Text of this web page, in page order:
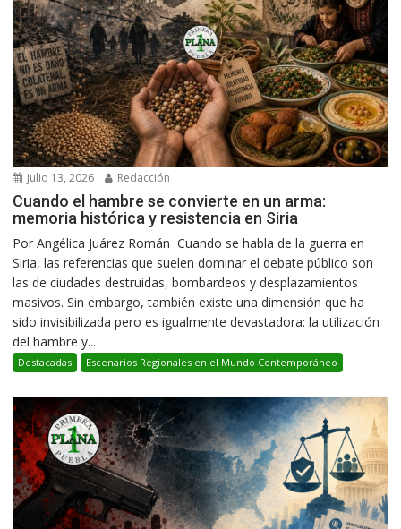
julio 13, 2026 Redacción
Cuando el hambre se convierte en un arma:
memoria histórica y resistencia en Siria
Por Angélica Juárez Román Cuando se habla de la guerra en
Siria, las referencias que suelen dominar el debate público son
las de ciudades destruidas, bombardeos y desplazamientos
masivos. Sin embargo, también existe una dimensión que ha
sido invisibilizada pero es igualmente devastadora: la utilización
del hambre y...
Destacadas Escenarios Regionales en el Mundo Contemporáneo